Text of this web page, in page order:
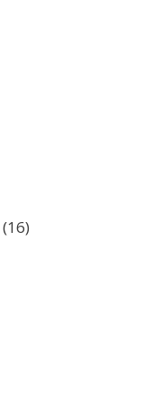
(16)